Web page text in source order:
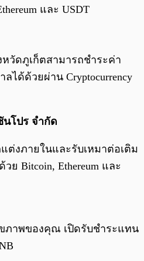
และ USDT
วัดภูเก็ตสามารถชำระค่า
ได้ด้วยผ่าน Cryptocurrency
โปร จำกัด
ต่งภายในและรับเหมาต่อเติม
ย Bitcoin, Ethereum และ
ภาพของคุณ เปิดรับชำระแทน